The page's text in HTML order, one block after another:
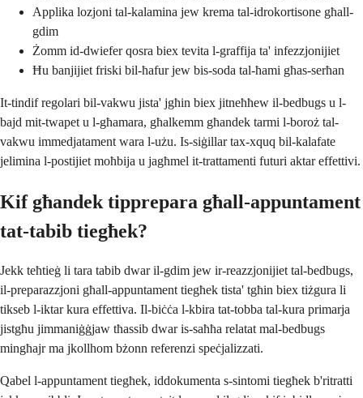
Applika lozjoni tal-kalamina jew krema tal-idrokortisone għall-
gdim
Żomm id-dwiefer qosra biex tevita l-graffija ta' infezzjonijiet
Ħu banjijiet friski bil-ħafur jew bis-soda tal-ħami għas-serħan
It-tindif regolari bil-vakwu jista' jgħin biex jitneħħew il-bedbugs u l-
bajd mit-twapet u l-għamara, għalkemm għandek tarmi l-boroż tal-
vakwu immedjatament wara l-użu. Is-siġillar tax-xquq bil-kalafate
jelimina l-postijiet moħbija u jagħmel it-trattamenti futuri aktar effettivi.
Kif għandek tipprepara għall-appuntament
tat-tabib tiegħek?
Jekk teħtieġ li tara tabib dwar il-gdim jew ir-reazzjonijiet tal-bedbugs,
il-preparazzjoni għall-appuntament tiegħek tista' tgħin biex tiżgura li
tikseb l-iktar kura effettiva. Il-biċċa l-kbira tat-tobba tal-kura primarja
jistgħu jimmaniġġjaw tħassib dwar is-saħħa relatat mal-bedbugs
mingħajr ma jkollhom bżonn referenzi speċjalizzati.
Qabel l-appuntament tiegħek, iddokumenta s-sintomi tiegħek b'ritratti